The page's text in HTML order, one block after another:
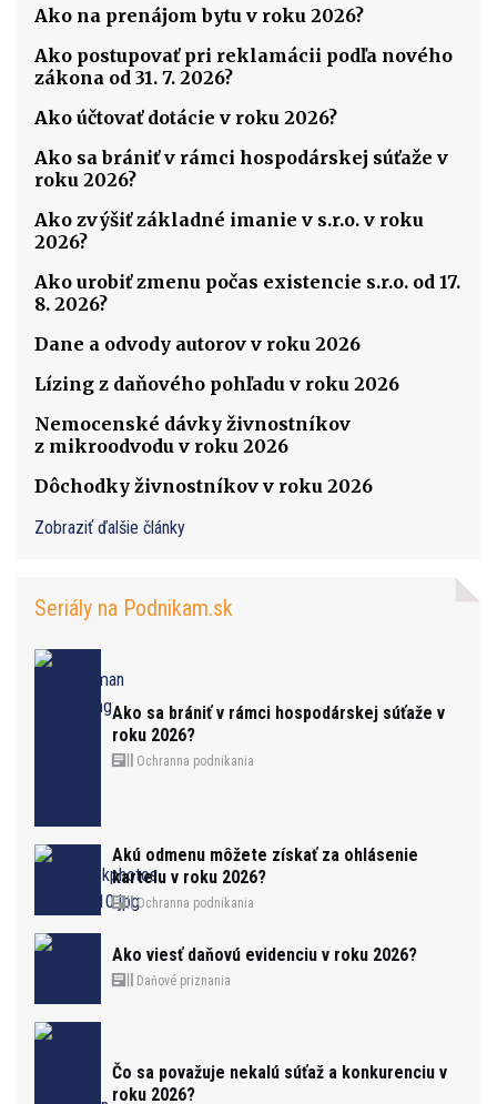
Ako na prenájom bytu v roku 2026?
Ako postupovať pri reklamácii podľa nového
zákona od 31. 7. 2026?
Ako účtovať dotácie v roku 2026?
Ako sa brániť v rámci hospodárskej súťaže v
roku 2026?
Ako zvýšiť základné imanie v s.r.o. v roku
2026?
Ako urobiť zmenu počas existencie s.r.o. od 17.
8. 2026?
Dane a odvody autorov v roku 2026
Lízing z daňového pohľadu v roku 2026
Nemocenské dávky živnostníkov
z mikroodvodu v roku 2026
Dôchodky živnostníkov v roku 2026
Zobraziť ďalšie články
Seriály na Podnikam.sk
Ako sa brániť v rámci hospodárskej súťaže v
roku 2026?
Ochranna podnikania
Akú odmenu môžete získať za ohlásenie
kartelu v roku 2026?
Ochranna podnikania
Ako viesť daňovú evidenciu v roku 2026?
Daňové priznania
Čo sa považuje nekalú súťaž a konkurenciu v
roku 2026?